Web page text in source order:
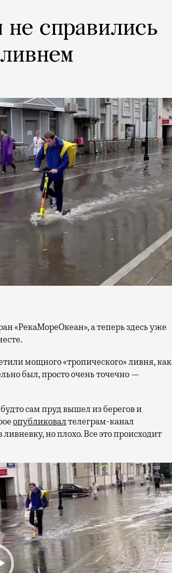
справились
мощного «тропического» ливня, как
был, просто очень точечно —
сам пруд вышел из берегов и
опубликовалтелеграм-канал
но плохо. Все это происходит